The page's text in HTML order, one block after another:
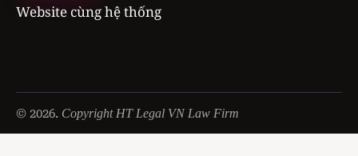
Website cùng hệ thống
© 2026. Copyright HT Legal VN Law Firm